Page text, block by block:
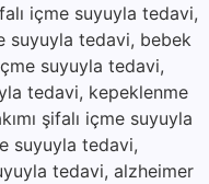
içme suyuyla tedavi,
suyuyla tedavi, bebek
suyuyla tedavi,
tedavi, kepeklenme
şifalı içme suyuyla
suyuyla tedavi,
tedavi, alzheimer